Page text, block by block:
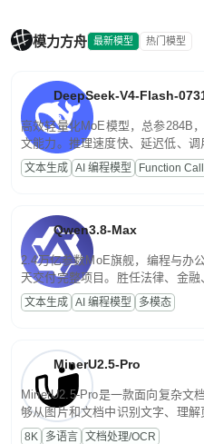
模力方舟 最新模型 热门模型
DeepSeek-V4-Flash-
高效轻量化MoE模型，总参284B
文能力。推理速度快、延迟低、
高并发、轻量化任务，适合日常对
文案处理等普惠刚需场景。
文本生成 AI 编程模型 Function
Qwen3.8-Max
2.4万亿参数MoE旗舰，编程与办
天交付完整项目。胜任法律、金
话端到端交付生产级成果。原生视
程，支持超长文档与长视频的深度
文本生成 AI 编程模型 多模态
MinerU2.5-Pro
MinerU2.5-Pro是一款面向复杂文
够从图片和文档中识别文字、理
为便于存储、检索和二次处理的结
8K 多语言 文档处理/OCR